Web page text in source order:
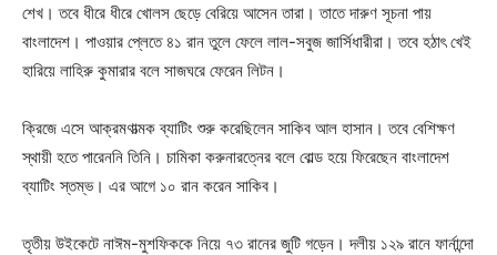
শেখ। তবে ধীরে ধীরে খোলস ছেড়ে বেরিয়ে আসেন তারা। তাতে দারুণ সূচনা পায়
বাংলাদেশ। পাওয়ার প্লেতে ৪১ রান তুলে ফেলে লাল-সবুজ জার্সিধারীরা। তবে হঠাৎ খেই
হারিয়ে লাহিরু কুমারার বলে সাজঘরে ফেরেন লিটন।
ক্রিজে এসে আক্রমণাত্মক ব্যাটিং শুরু করেছিলেন সাকিব আল হাসান। তবে বেশিক্ষণ
স্থায়ী হতে পারেননি তিনি। চামিকা করুনারত্নের বলে বোল্ড হয়ে ফিরেছেন বাংলাদেশ
ব্যাটিং স্তম্ভ। এর আগে ১০ রান করেন সাকিব।
তৃতীয় উইকেটে নাঈম-মুশফিককে নিয়ে ৭৩ রানের জুটি গড়েন। দলীয় ১২৯ রানে ফার্নান্দো